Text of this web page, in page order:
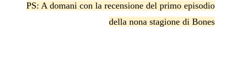
PS: A domani con la recensione del primo episodio
della nona stagione di Bones